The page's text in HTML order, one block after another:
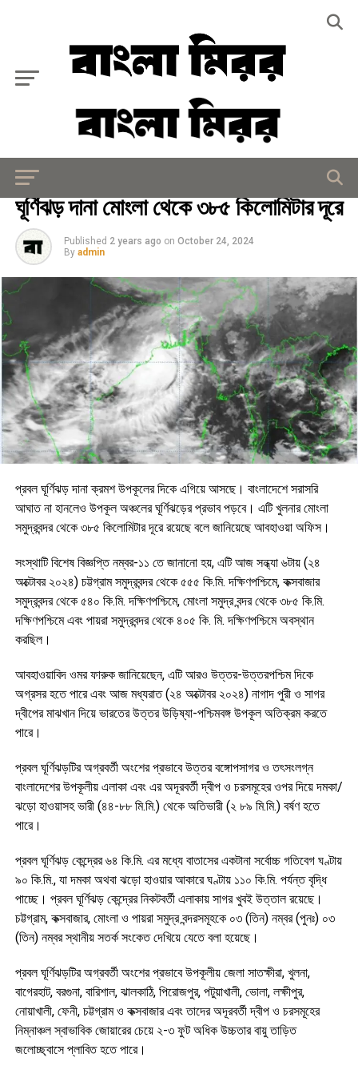
কৃষি ও প্রকৃতি
ঘূর্ণিঝড় দানা মোংলা থেকে ৩৮৫ কিলোমিটার দূরে
Published 2 years ago on October 24, 2024
By admin
প্রবল ঘূর্ণিঝড় দানা ক্রমশ উপকূলের দিকে এগিয়ে আসছে। বাংলাদেশে সরাসরি
আঘাত না হানলেও উপকূল অঞ্চলের ঘূর্ণিঝড়ের প্রভাব পড়বে। এটি খুলনার মোংলা
সমুদ্রবন্দর থেকে ৩৮৫ কিলোমিটার দূরে রয়েছে বলে জানিয়েছে আবহাওয়া অফিস।
সংস্থাটি বিশেষ বিজ্ঞপ্তি নম্বর-১১ তে জানানো হয়, এটি আজ সন্ধ্যা ৬টায় (২৪
অক্টোবর ২০২৪) চট্টগ্রাম সমুদ্রবন্দর থেকে ৫৫৫ কি.মি. দক্ষিণপশ্চিমে, কক্সবাজার
সমুদ্রবন্দর থেকে ৫৪০ কি.মি. দক্ষিণপশ্চিমে, মোংলা সমুদ্র বন্দর থেকে ৩৮৫ কি.মি.
দক্ষিণপশ্চিমে এবং পায়রা সমুদ্রবন্দর থেকে ৪০৫ কি. মি. দক্ষিণপশ্চিমে অবস্থান
করছিল।
আবহাওয়াবিদ ওমর ফারুক জানিয়েছেন, এটি আরও উত্তর-উত্তরপশ্চিম দিকে
অগ্রসর হতে পারে এবং আজ মধ্যরাত (২৪ অক্টোবর ২০২৪) নাগাদ পুরী ও সাগর
দ্বীপের মাঝখান দিয়ে ভারতের উত্তর উড়িষ্যা-পশ্চিমবঙ্গ উপকূল অতিক্রম করতে
পারে।
প্রবল ঘূর্ণিঝড়টির অগ্রবর্তী অংশের প্রভাবে উত্তর বঙ্গোপসাগর ও তৎসংলগ্ন
বাংলাদেশের উপকূলীয় এলাকা এবং এর অদূরবর্তী দ্বীপ ও চরসমূহের ওপর দিয়ে দমকা/
ঝড়ো হাওয়াসহ ভারী (৪৪-৮৮ মি.মি.) থেকে অতিভারী (২ ৮৯ মি.মি.) বর্ষণ হতে
পারে।
প্রবল ঘূর্ণিঝড় কেন্দ্রের ৬৪ কি.মি. এর মধ্যে বাতাসের একটানা সর্বোচ্চ গতিবেগ ঘণ্টায়
৯০ কি.মি., যা দমকা অথবা ঝড়ো হাওয়ার আকারে ঘণ্টায় ১১০ কি.মি. পর্যন্ত বৃদ্ধি
পাচ্ছে। প্রবল ঘূর্ণিঝড় কেন্দ্রের নিকটবর্তী এলাকায় সাগর খুবই উত্তাল রয়েছে।
চট্টগ্রাম, কক্সবাজার, মোংলা ও পায়রা সমুদ্র বন্দরসমূহকে ০৩ (তিন) নম্বর (পুনঃ) ০৩
(তিন) নম্বর স্থানীয় সতর্ক সংকেত দেখিয়ে যেতে বলা হয়েছে।
প্রবল ঘূর্ণিঝড়টির অগ্রবর্তী অংশের প্রভাবে উপকূলীয় জেলা সাতক্ষীরা, খুলনা,
বাগেরহাট, বরগুনা, বারিশাল, ঝালকাঠি, পিরোজপুর, পটুয়াখালী, ভোলা, লক্ষীপুর,
নোয়াখালী, ফেনী, চট্টগ্রাম ও কক্সবাজার এবং তাদের অদূরবর্তী দ্বীপ ও চরসমূহের
নিম্নাঞ্চল স্বাভাবিক জোয়ারের চেয়ে ২-৩ ফুট অধিক উচ্চতার বায়ু তাড়িত
জলোচ্ছ্বাসে প্লাবিত হতে পারে।